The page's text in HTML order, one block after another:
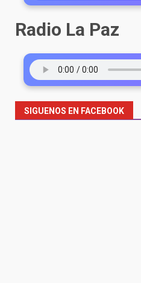
Radio La Paz
SIGUENOS EN FACEBOOK